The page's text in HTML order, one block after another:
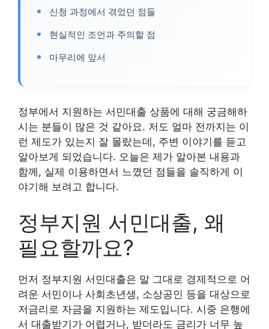
신청 과정에서 겪었던 점들
현실적인 조언과 주의할 점
마무리에 앞서
정부에서 지원하는 서민대출 상품에 대해 궁금해하
시는 분들이 많은 것 같아요. 저도 얼마 전까지는 이
런 제도가 있는지 잘 몰랐는데, 주변 이야기를 듣고
알아보게 되었습니다. 오늘은 제가 알아본 내용과
함께, 실제 이용하면서 느꼈던 점들을 솔직하게 이
야기해 보려고 합니다.
정부지원 서민대출, 왜
필요할까요?
먼저 정부지원 서민대출은 말 그대로 경제적으로 어
려운 서민이나 사회초년생, 소상공인 등을 대상으로
저금리로 자금을 지원하는 제도입니다. 시중 은행에
서 대출받기가 어렵거나, 받더라도 금리가 너무 높